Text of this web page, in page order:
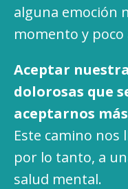
alguna emoción
momento y poco
Aceptar
dolorosas que
aceptarnos
Este camino nos
por lo tanto, a
salud mental.